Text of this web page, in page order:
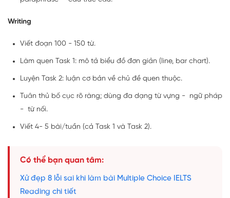
Writing
Viết đoạn 100 - 150 từ.
Làm quen Task 1: mô tả biểu đồ đơn giản (line, bar chart).
Luyện Task 2: luận cơ bản về chủ đề quen thuộc.
Tuân thủ bố cục rõ ràng; dùng đa dạng từ vựng - ngữ pháp
- từ nối.
Viết 4- 5 bài/tuần (cả Task 1 và Task 2).
Có thể bạn quan tâm:
Xử đẹp 8 lỗi sai khi làm bài Multiple Choice IELTS
Reading chi tiết